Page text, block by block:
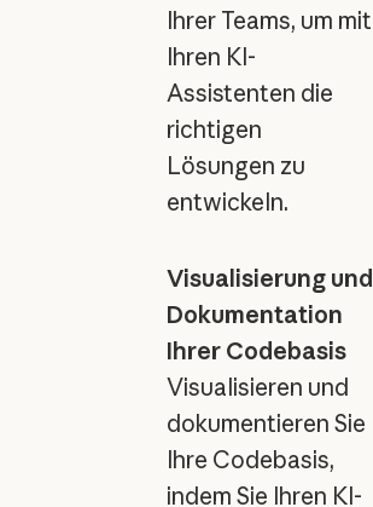
Ihrer Teams, um mit
Ihren KI-
Assistenten die
richtigen
Lösungen zu
entwickeln.
Visualisierung und
Dokumentation
Ihrer Codebasis
Visualisieren und
dokumentieren Sie
Ihre Codebasis,
indem Sie Ihren KI-